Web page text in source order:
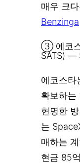
매우 크
Benzinga
③ 에코스
SATS) —
에코스타
확보하는
현명한
는
매하는
현금 85